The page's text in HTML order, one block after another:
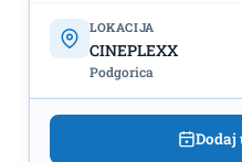
LOKACIJA
CINEPLEXX
Podgorica
Dodaj